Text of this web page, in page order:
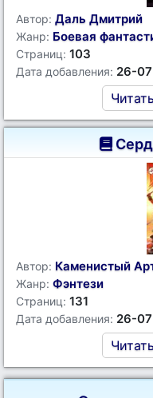
Автор: Даль Дмитрий
Жанр: Боевая
Страниц: 103
Дата добавления: 26-
Читать
Автор: Каменистый
Жанр: Фэнтези
Страниц: 131
Дата добавления: 26-
Читать